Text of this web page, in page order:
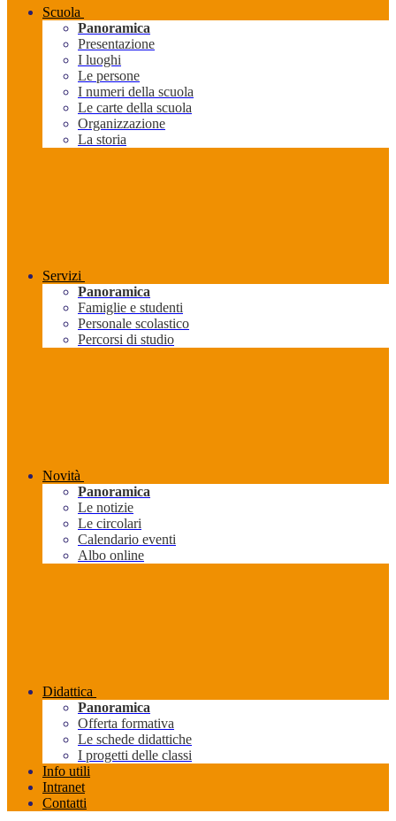
Scuola
Panoramica
Presentazione
I luoghi
Le persone
I numeri della scuola
Le carte della scuola
Organizzazione
La storia
Servizi
Panoramica
Famiglie e studenti
Personale scolastico
Percorsi di studio
Novità
Panoramica
Le notizie
Le circolari
Calendario eventi
Albo online
Didattica
Panoramica
Offerta formativa
Le schede didattiche
I progetti delle classi
Info utili
Intranet
Contatti